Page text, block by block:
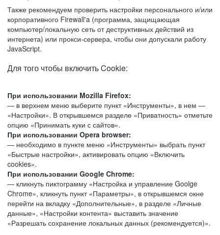
Также рекомендуем проверить настройки персонального и/или
корпоративного Firewall'a (программа, защищающая
компьютер/локальную сеть от деструктивных действий из
интернета) или прокси-сервера, чтобы они допускали работу
JavaScript.
Для того чтобы включить Cookie:
При использовании Mozilla Firefox:
— в верхнем меню выберите пункт «Инструменты», в нем —
«Настройки». В открывшемся разделе «Приватность» отметьте
опцию «Принимать куки с сайтов».
При использовании Opera browser:
— необходимо в пункте меню «Инструменты» выбрать пункт
«Быстрые настройки», активировать опцию «Включить
cookies».
При использовании Google Chrome:
— кликнуть пиктограмму «Настройка и управление Goolge
Chrome», кликнуть пункт «Параметры», в открывшемся окне
перейти на вкладку «Дополнительные», в разделе «Личные
данные», «Настройки контента» выставить значение
«Разрешать сохранение локальных данных (рекомендуется)».